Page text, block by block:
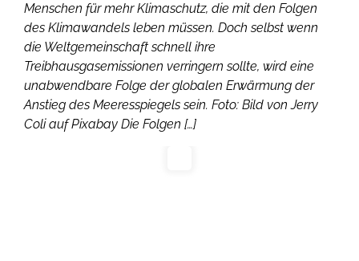
Menschen für mehr Klimaschutz, die mit den Folgen
des Klimawandels leben müssen. Doch selbst wenn
die Weltgemeinschaft schnell ihre
Treibhausgasemissionen verringern sollte, wird eine
unabwendbare Folge der globalen Erwärmung der
Anstieg des Meeresspiegels sein. Foto: Bild von Jerry
Coli auf Pixabay Die Folgen […]